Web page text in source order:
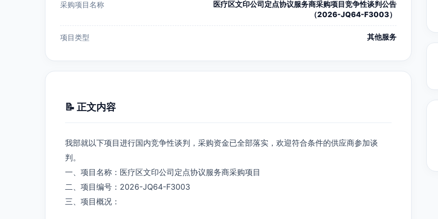
采购项目名称
医疗区文印公司定点协议服务商采购项目竞争性谈判公告
（2026-JQ64-F3003）
项目类型 其他服务
📝 正文内容
我部就以下项目进行国内竞争性谈判，采购资金已全部落实，欢迎符合条件的供应商参加谈
判。
一、项目名称：医疗区文印公司定点协议服务商采购项目
二、项目编号：2026-JQ64-F3003
三、项目概况：